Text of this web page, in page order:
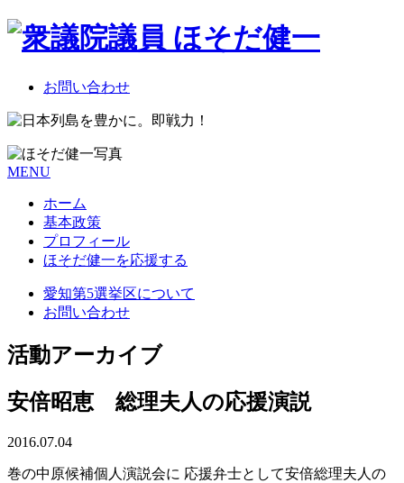
お問い合わせ
MENU
ホーム
基本政策
プロフィール
ほそだ健一を応援する
愛知第5選挙区について
お問い合わせ
活動アーカイブ
安倍昭恵 総理夫人の応援演説
2016.07.04
巻の中原候補個人演説会に 応援弁士として安倍総理夫人の